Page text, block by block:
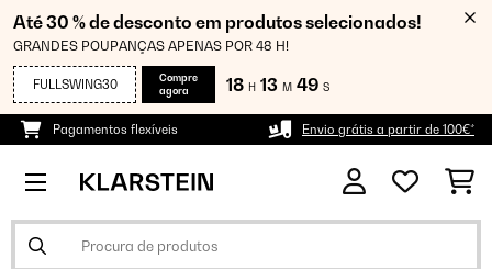
Até 30 % de desconto em produtos selecionados!
GRANDES POUPANÇAS APENAS POR 48 H!
FULLSWING30
Compre
agora
18 H 13 M 48 S
Pagamentos flexíveis Envio grátis a partir de 100€*